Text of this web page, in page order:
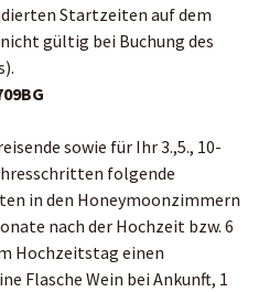
Startzeiten auf dem
gültig bei Buchung des
sowie für Ihr 3.,5., 10-
folgende
in den Honeymoonzimmern
nach der Hochzeit bzw. 6
Hochzeitstag einen
Flasche Wein bei Ankunft, 1